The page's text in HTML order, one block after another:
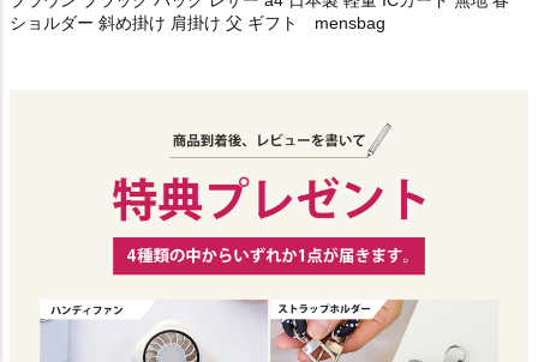
ショルダー 斜め掛け 肩掛け 父 ギフト mensbag